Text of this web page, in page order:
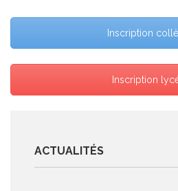
Inscription
Inscription
ACTUALITÉS